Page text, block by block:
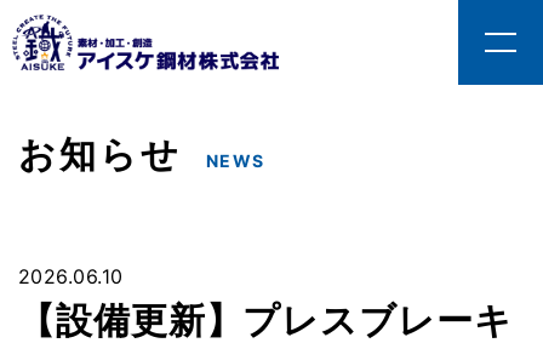
お知らせ NEWS
2026.06.10
【設備更新】プレスブレーキ